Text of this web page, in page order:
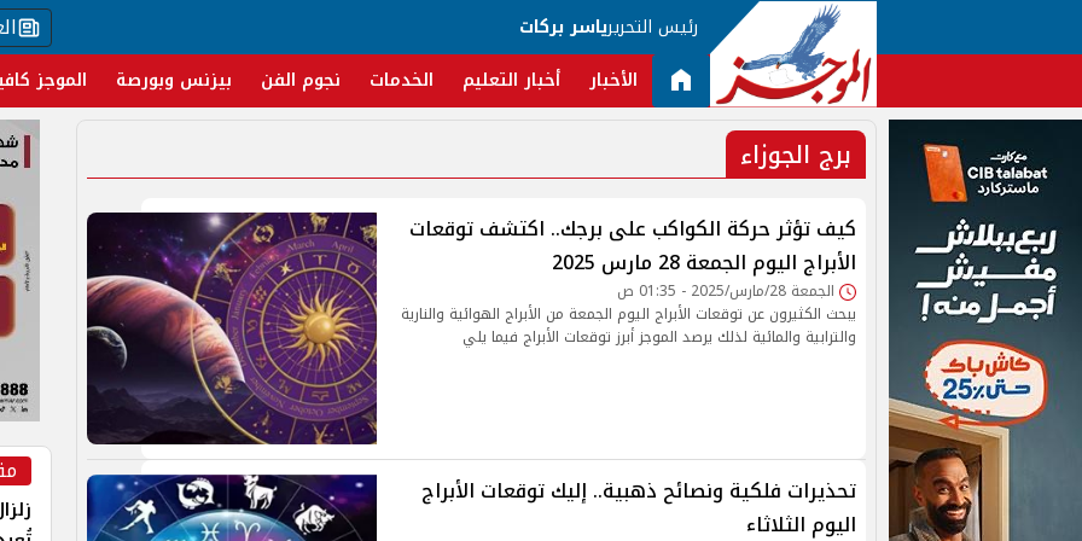
رئيس التحريرياسر بركات
الأخبار أخبار التعليم الخدمات نجوم الفن بيزنس وبورصة الموجز
برج الجوزاء
كيف تؤثر حركة الكواكب على برجك.. اكتشف توقعات
الأبراج اليوم الجمعة 28 مارس 2025
الجمعة 28/مارس/2025 - 01:35 ص
يبحث الكثيرون عن توقعات الأبراج اليوم الجمعة من الأبراج الهوائية والنارية
والترابية والمائية لذلك يرصد الموجز أبرز توقعات الأبراج فيما يلي
تحذيرات فلكية ونصائح ذهبية.. إليك توقعات الأبراج
اليوم الثلاثاء